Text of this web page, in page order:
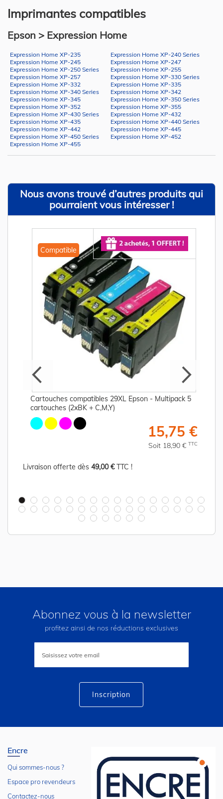
Imprimantes compatibles
Epson > Expression Home
Expression Home XP-235
Expression Home XP-240 Series
Expression Home XP-245
Expression Home XP-247
Expression Home XP-250 Series
Expression Home XP-255
Expression Home XP-257
Expression Home XP-330 Series
Expression Home XP-332
Expression Home XP-335
Expression Home XP-340 Series
Expression Home XP-342
Expression Home XP-345
Expression Home XP-350 Series
Expression Home XP-352
Expression Home XP-355
Expression Home XP-430 Series
Expression Home XP-432
Expression Home XP-435
Expression Home XP-440 Series
Expression Home XP-442
Expression Home XP-445
Expression Home XP-450 Series
Expression Home XP-452
Expression Home XP-455
Nous avons trouvé d’autres produits qui
pourraient vous intéresser !
Compatible
Cartouches compatibles 29XL Epson - Multipack 5
cartouches (2xBK + C,M,Y)
15,75 €
Soit 18,90 € TTC
Livraison offerte dès 49,00 €TTC !
Abonnez vous à la newsletter
profitez ainsi de nos réductions exclusives
lettre
Inscription
Encre
Qui sommes-nous ?
Espace pro revendeurs
Contactez-nous